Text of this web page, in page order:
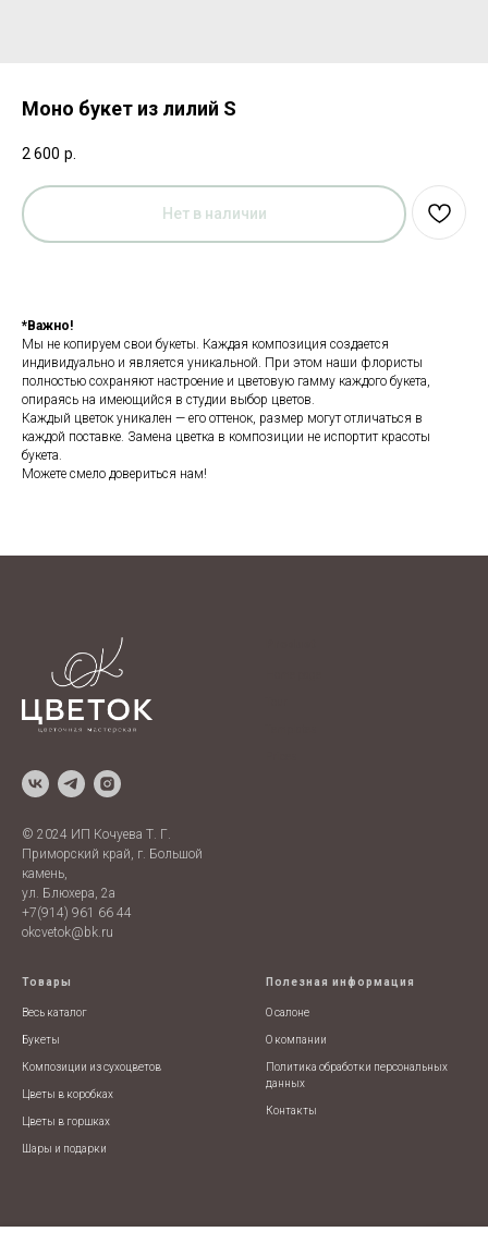
Моно букет из лилий S
2 600 р.
Нет в наличии
*Важно!
Мы не копируем свои букеты. Каждая композиция создается
индивидуально и является уникальной. При этом наши флористы
полностью сохраняют настроение и цветовую гамму каждого букета,
опираясь на имеющийся в студии выбор цветов.
Каждый цветок уникален — его оттенок, размер могут отличаться в
каждой поставке. Замена цветка в композиции не испортит красоты
букета.
Можете смело довериться нам!
© 2024 ИП Кочуева Т. Г.
Приморский край, г. Большой
камень,
ул. Блюхера, 2а
+7(914) 961 66 44
okcvetok@bk.ru
Товары
Весь каталог
Букеты
Композиции из сухоцветов
Цветы в коробках
Цветы в горшках
Шары и подарки
Полезная информация
О салоне
О компании
Политика обработки персональных
данных
Контакты